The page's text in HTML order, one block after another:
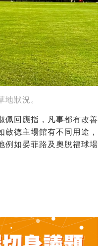
狀況。
佩回應指，凡事都有改善
德主場館有不同用途，
例如晏菲路及奧脫福球場